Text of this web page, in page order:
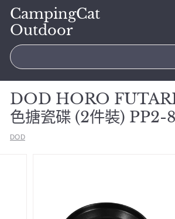
CampingCat
Outdoor
Search
DOD HORO
色搪瓷碟 (2件裝)
DOD